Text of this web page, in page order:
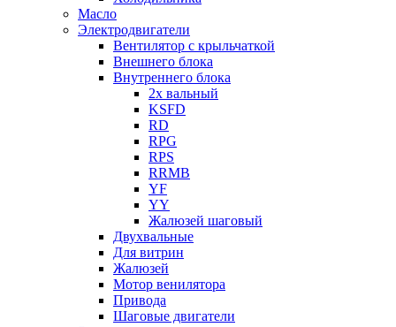
Масло
Электродвигатели
Вентилятор с крыльчаткой
Внешнего блока
Внутреннего блока
2х вальный
KSFD
RD
RPG
RPS
RRMB
YF
YY
Жалюзей шаговый
Двухвальные
Для витрин
Жалюзей
Мотор венилятора
Привода
Шаговые двигатели